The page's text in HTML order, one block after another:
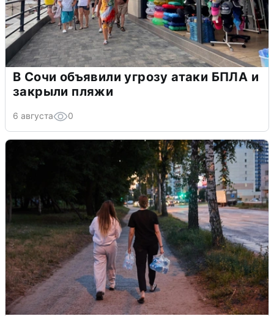
В Сочи объявили угрозу атаки БПЛА и
закрыли пляжи
6 августа 0